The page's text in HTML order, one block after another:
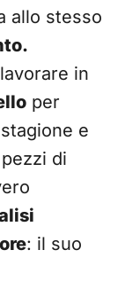
allo stesso
in
per
e
di
: il suo